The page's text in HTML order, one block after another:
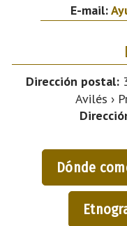
E-mail:
Dirección postal:
Avilés ›
Dónde